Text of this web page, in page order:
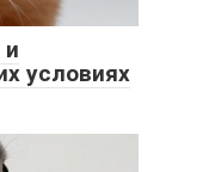
и
условиях